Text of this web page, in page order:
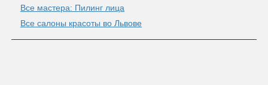
Все мастера: Пилинг лица
Все салоны красоты во Львове